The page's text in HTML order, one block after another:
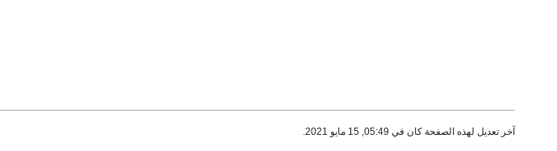
آخر تعديل لهذه الصفحة كان في 05:49, 15 مايو 2021.